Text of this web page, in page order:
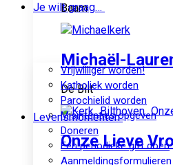
Baarn
Michaël-
De Bilt
Onze Lieve
Je wilt graag…
Vrijwilliger worden!
Katholiek worden
Parochielid worden
Misintenties opgeven
Doneren
Een periodieke gift doen
Aanmeldingsformulieren
Levensmomenten